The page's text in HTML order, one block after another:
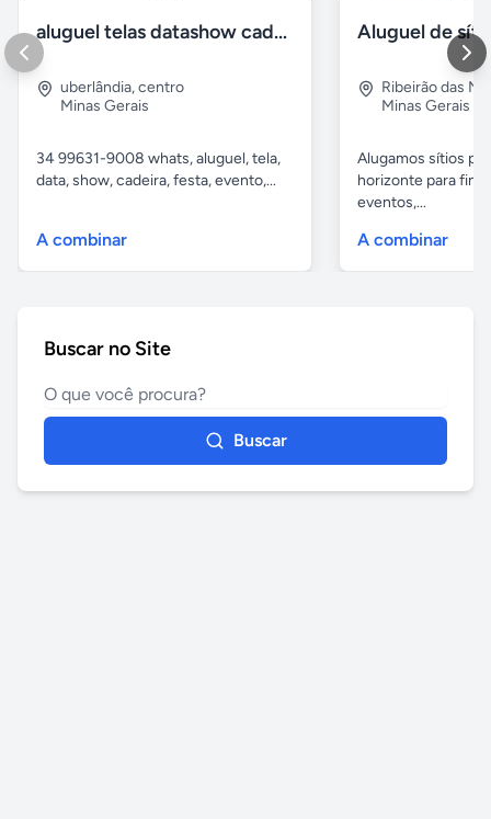
aluguel telas datashow cadeiras uberlândia
uberlândia,centro
Minas Gerais
34 99631-9008 whats, aluguel, tela,
data, show, cadeira, festa, evento,...
A combinar
Ribeirão das
Minas Gerais
Alugamos sítios
horizonte para
eventos,...
A combinar
Buscar no Site
Buscar